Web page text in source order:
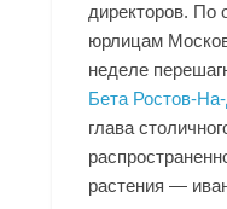
директоров. По
юрлицам
неделе
Бета Ростов-
глава
растения —